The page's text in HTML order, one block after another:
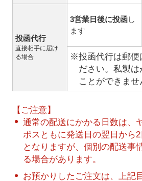
投函代行
直接相手に届け
る場合
3営業日後に投函し
ます
※投函代行は郵便
ださい。私製
ことができませ
【ご注意】
通常の配送にかかる日数は、
ポスともに発送日の翌日から
となりますが、個別の配送事
る場合があります。
お預かりしたご注文は、上記